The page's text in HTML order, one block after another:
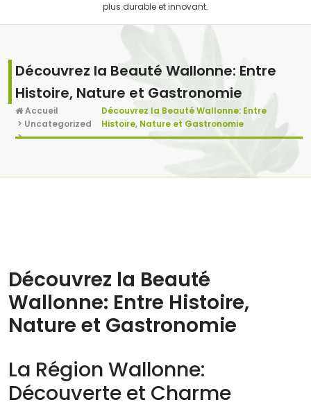
plus durable et innovant.
Découvrez la Beauté Wallonne: Entre
Histoire, Nature et Gastronomie
Accueil
> Uncategorized
>
Découvrez la Beauté Wallonne: Entre
Histoire, Nature et Gastronomie
Découvrez la Beauté
Wallonne: Entre Histoire,
Nature et Gastronomie
La Région Wallonne:
Découverte et Charme